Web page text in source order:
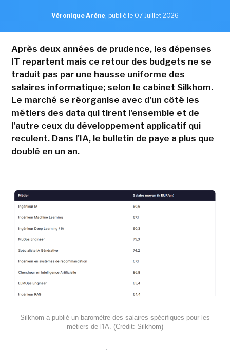
Véronique Arène, publié le 07 Juillet 2026
Après deux années de prudence, les dépenses
IT repartent mais ce retour des budgets ne se
traduit pas par une hausse uniforme des
salaires informatique; selon le cabinet Silkhom.
Le marché se réorganise avec d'un côté les
métiers des data qui tirent l'ensemble et de
l'autre ceux du développement applicatif qui
reculent. Dans l'IA, le bulletin de paye a plus que
doublé en un an.
Silkhom a publié un baromètre des salaires spécifiques pour les
métiers de l'IA. (Crédit: Silkhom)